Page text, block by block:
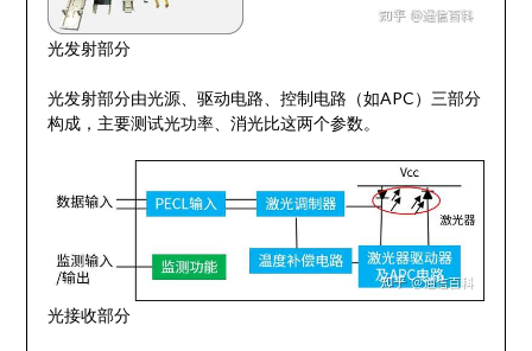
光发射部分
光发射部分由光源、驱动电路、控制电路（如APC）三部分
构成，主要测试光功率、消光比这两个参数。
光接收部分